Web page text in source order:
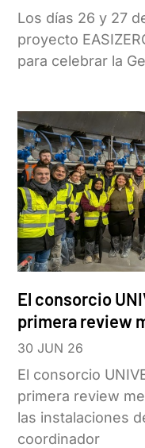
Los días 26 y 27
proyecto
para celebrar la
El consorcio
primera review
30 JUN 26
El consorcio
primera review
las instalaciones
coordinador